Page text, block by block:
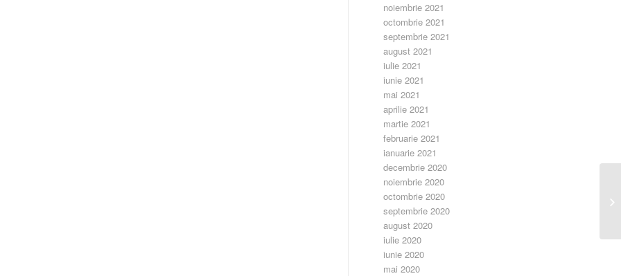
noiembrie 2021
octombrie 2021
septembrie 2021
august 2021
iulie 2021
iunie 2021
mai 2021
aprilie 2021
martie 2021
februarie 2021
ianuarie 2021
decembrie 2020
noiembrie 2020
octombrie 2020
septembrie 2020
august 2020
iulie 2020
iunie 2020
mai 2020